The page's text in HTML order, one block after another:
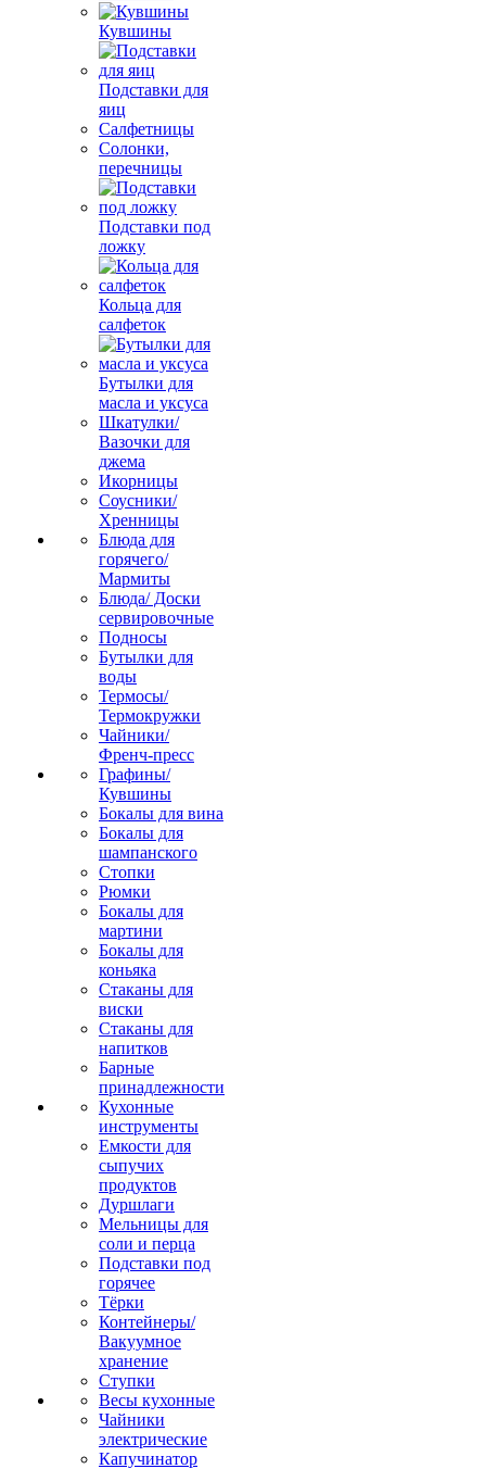
Кувшины
Подставки для
яиц
Салфетницы
Солонки,
перечницы
Подставки под
ложку
Кольца для
салфеток
Бутылки для
масла и уксуса
Шкатулки/
Вазочки для
джема
Икорницы
Соусники/
Хренницы
Блюда для
горячего/
Мармиты
Блюда/ Доски
сервировочные
Подносы
Бутылки для
воды
Термосы/
Термокружки
Чайники/
Френч-пресс
Графины/
Кувшины
Бокалы для вина
Бокалы для
шампанского
Стопки
Рюмки
Бокалы для
мартини
Бокалы для
коньяка
Стаканы для
виски
Стаканы для
напитков
Барные
принадлежности
Кухонные
инструменты
Емкости для
сыпучих
продуктов
Дуршлаги
Мельницы для
соли и перца
Подставки под
горячее
Тёрки
Контейнеры/
Вакуумное
хранение
Ступки
Весы кухонные
Чайники
электрические
Капучинатор